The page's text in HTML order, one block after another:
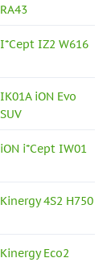
RA43
I*Cept IZ2 W616
IK01A iON Evo
SUV
iON i*Cept IW01
Kinergy 4S2 H750
Kinergy Eco2